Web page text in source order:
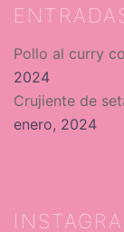
Pollo al curry
2024
Crujiente de
enero, 2024